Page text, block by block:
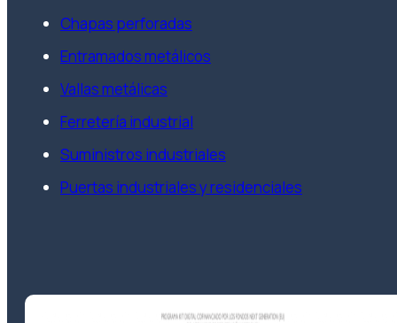
Chapas perforadas
Entramados metálicos
Vallas metálicas
Ferretería industrial
Suministros industriales
Puertas industriales y residenciales